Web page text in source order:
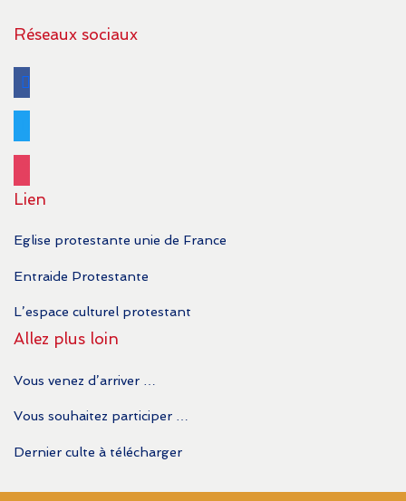
Réseaux sociaux
facebook
Lien
Eglise protestante unie de France
Entraide Protestante
L’espace culturel protestant
Allez plus loin
Vous venez d’arriver …
Vous souhaitez participer …
Dernier culte à télécharger